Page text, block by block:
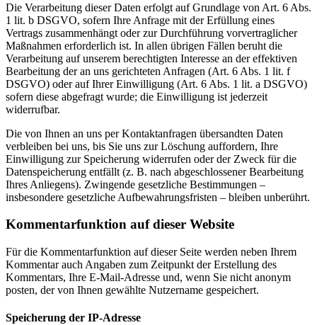
Die Verarbeitung dieser Daten erfolgt auf Grundlage von Art. 6 Abs.
1 lit. b DSGVO, sofern Ihre Anfrage mit der Erfüllung eines
Vertrags zusammenhängt oder zur Durchführung vorvertraglicher
Maßnahmen erforderlich ist. In allen übrigen Fällen beruht die
Verarbeitung auf unserem berechtigten Interesse an der effektiven
Bearbeitung der an uns gerichteten Anfragen (Art. 6 Abs. 1 lit. f
DSGVO) oder auf Ihrer Einwilligung (Art. 6 Abs. 1 lit. a DSGVO)
sofern diese abgefragt wurde; die Einwilligung ist jederzeit
widerrufbar.
Die von Ihnen an uns per Kontaktanfragen übersandten Daten
verbleiben bei uns, bis Sie uns zur Löschung auffordern, Ihre
Einwilligung zur Speicherung widerrufen oder der Zweck für die
Datenspeicherung entfällt (z. B. nach abgeschlossener Bearbeitung
Ihres Anliegens). Zwingende gesetzliche Bestimmungen –
insbesondere gesetzliche Aufbewahrungsfristen – bleiben unberührt.
Kommentar­funktion auf dieser Website
Für die Kommentarfunktion auf dieser Seite werden neben Ihrem
Kommentar auch Angaben zum Zeitpunkt der Erstellung des
Kommentars, Ihre E-Mail-Adresse und, wenn Sie nicht anonym
posten, der von Ihnen gewählte Nutzername gespeichert.
Speicherung der IP-Adresse